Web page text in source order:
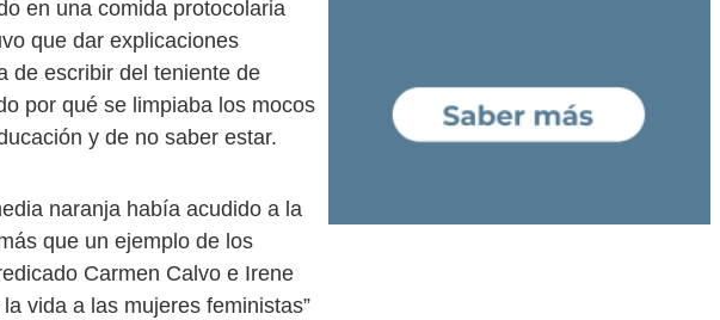
en una comida protocolaria
que dar explicaciones
de escribir del teniente de
por qué se limpiaba los mocos
y de no saber estar.
naranja había acudido a la
que un ejemplo de los
Carmen Calvo e Irene
vida a las mujeres feministas”